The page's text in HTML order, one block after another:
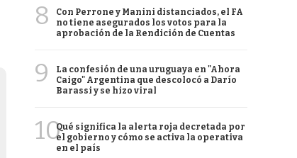
8
Con Perrone y Manini distanciados, el FA
no tiene asegurados los votos para la
aprobación de la Rendición de Cuentas
9
La confesión de una uruguaya en "Ahora
Caigo" Argentina que descolocó a Darío
Barassi y se hizo viral
10Qué significa la alerta roja decretada por
el gobierno y cómo se activa la operativa
en el país